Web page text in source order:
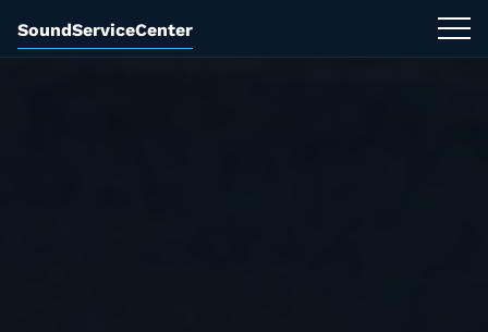
SoundServiceCenter